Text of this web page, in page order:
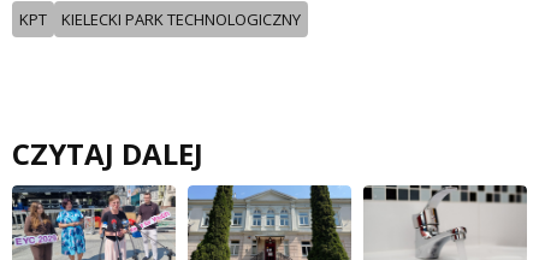
KPT KIELECKI PARK TECHNOLOGICZNY
CZYTAJ DALEJ